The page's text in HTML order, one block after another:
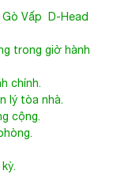
Vấp D-Head
trong giờ hành
chính.
lý tòa nhà.
cộng.